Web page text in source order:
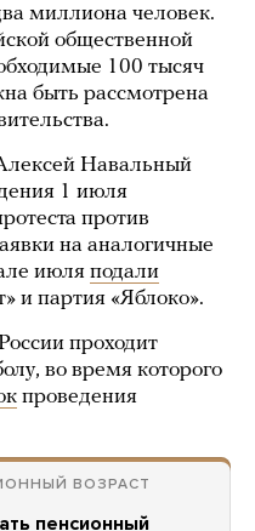
миллиона человек.
общественной
100 тысяч
быть рассмотрена
Навальный
1 июля
против
на аналогичные
июля подали
и партия «Яблоко».
проходит
во время которого
проведения
ВОЗРАСТ
пенсионный